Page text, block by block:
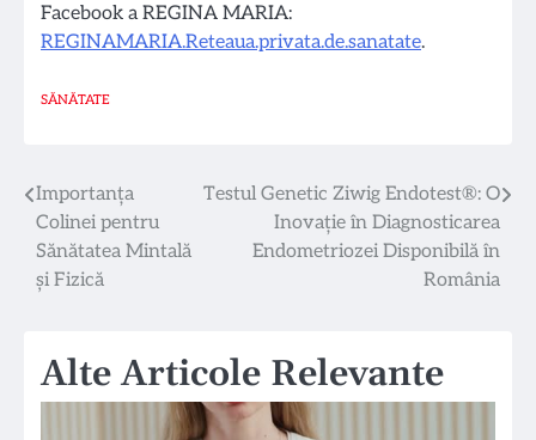
Facebook a REGINA MARIA:
REGINAMARIA.Reteaua.privata.de.sanatate.
SĂNĂTATE
Navigare
în
articole
Importanța
Colinei pentru
Sănătatea Mintală
și Fizică
Testul Genetic Ziwig Endotest®: O
Inovație în Diagnosticarea
Endometriozei Disponibilă în
România
Alte Articole Relevante